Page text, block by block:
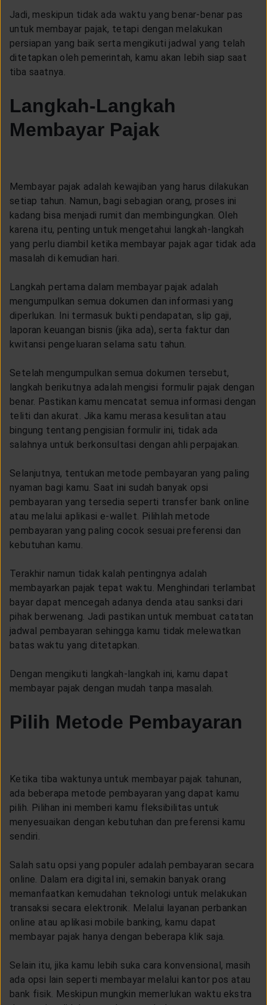
Jadi, meskipun tidak ada waktu yang benar-benar pas
untuk membayar pajak, tetapi dengan melakukan
persiapan yang baik serta mengikuti jadwal yang telah
ditetapkan oleh pemerintah, kamu akan lebih siap saat
tiba saatnya.
Langkah-Langkah
Membayar Pajak
Membayar pajak adalah kewajiban yang harus dilakukan
setiap tahun. Namun, bagi sebagian orang, proses ini
kadang bisa menjadi rumit dan membingungkan. Oleh
karena itu, penting untuk mengetahui langkah-langkah
yang perlu diambil ketika membayar pajak agar tidak ada
masalah di kemudian hari.
Langkah pertama dalam membayar pajak adalah
mengumpulkan semua dokumen dan informasi yang
diperlukan. Ini termasuk bukti pendapatan, slip gaji,
laporan keuangan bisnis (jika ada), serta faktur dan
kwitansi pengeluaran selama satu tahun.
Setelah mengumpulkan semua dokumen tersebut,
langkah berikutnya adalah mengisi formulir pajak dengan
benar. Pastikan kamu mencatat semua informasi dengan
teliti dan akurat. Jika kamu merasa kesulitan atau
bingung tentang pengisian formulir ini, tidak ada
salahnya untuk berkonsultasi dengan ahli perpajakan.
Selanjutnya, tentukan metode pembayaran yang paling
nyaman bagi kamu. Saat ini sudah banyak opsi
pembayaran yang tersedia seperti transfer bank online
atau melalui aplikasi e-wallet. Pilihlah metode
pembayaran yang paling cocok sesuai preferensi dan
kebutuhan kamu.
Terakhir namun tidak kalah pentingnya adalah
membayarkan pajak tepat waktu. Menghindari terlambat
bayar dapat mencegah adanya denda atau sanksi dari
pihak berwenang. Jadi pastikan untuk membuat catatan
jadwal pembayaran sehingga kamu tidak melewatkan
batas waktu yang ditetapkan.
Dengan mengikuti langkah-langkah ini, kamu dapat
membayar pajak dengan mudah tanpa masalah.
Pilih Metode Pembayaran
Ketika tiba waktunya untuk membayar pajak tahunan,
ada beberapa metode pembayaran yang dapat kamu
pilih. Pilihan ini memberi kamu fleksibilitas untuk
menyesuaikan dengan kebutuhan dan preferensi kamu
sendiri.
Salah satu opsi yang populer adalah pembayaran secara
online. Dalam era digital ini, semakin banyak orang
memanfaatkan kemudahan teknologi untuk melakukan
transaksi secara elektronik. Melalui layanan perbankan
online atau aplikasi mobile banking, kamu dapat
membayar pajak hanya dengan beberapa klik saja.
Selain itu, jika kamu lebih suka cara konvensional, masih
ada opsi lain seperti membayar melalui kantor pos atau
bank fisik. Meskipun mungkin memerlukan waktu ekstra